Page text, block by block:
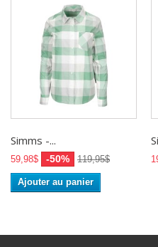
Simms -...
59,98$ -50% 119,95$
Ajouter au panier